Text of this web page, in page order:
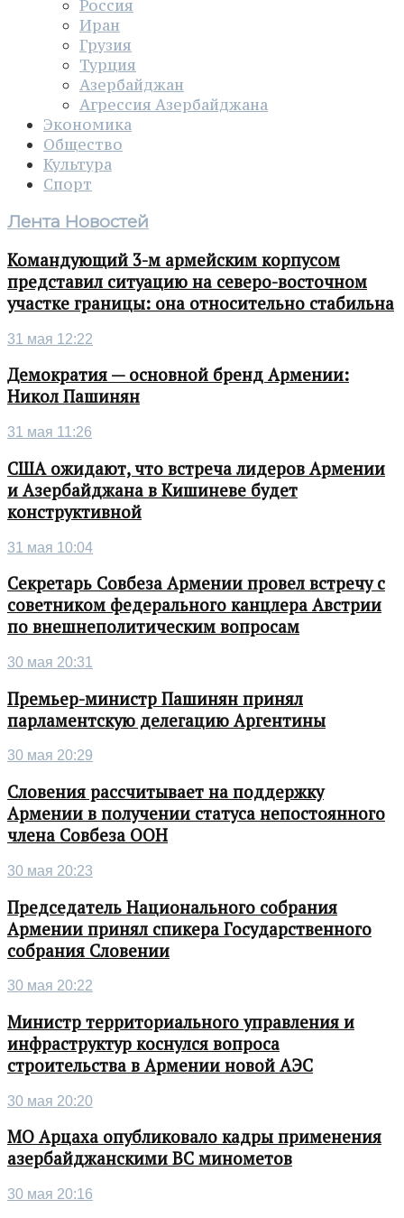
Россия
Иран
Грузия
Турция
Азербайджан
Агрессия Азербайджана
Экономика
Общество
Культура
Спорт
Лента Новостей
Командующий 3-м армейским корпусом
представил ситуацию на северо-восточном
участке границы: она относительно стабильна
31 мая 12:22
Демократия — основной бренд Армении:
Никол Пашинян
31 мая 11:26
США ожидают, что встреча лидеров Армении
и Азербайджана в Кишиневе будет
конструктивной
31 мая 10:04
Секретарь Совбеза Армении провел встречу с
советником федерального канцлера Австрии
по внешнеполитическим вопросам
30 мая 20:31
Премьер-министр Пашинян принял
парламентскую делегацию Аргентины
30 мая 20:29
Словения рассчитывает на поддержку
Армении в получении статуса непостоянного
члена Совбеза ООН
30 мая 20:23
Председатель Национального собрания
Армении принял спикера Государственного
собрания Словении
30 мая 20:22
Министр территориального управления и
инфраструктур коснулся вопроса
строительства в Армении новой АЭС
30 мая 20:20
МО Арцаха опубликовало кадры применения
азербайджанскими ВС минометов
30 мая 20:16